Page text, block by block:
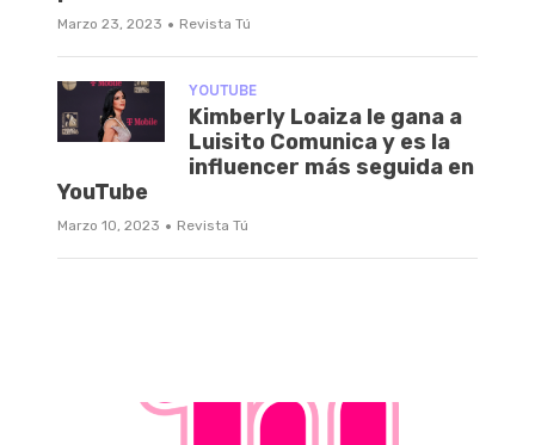
Marzo 23, 2023 · Revista Tú
YOUTUBE
Kimberly Loaiza le gana a
Luisito Comunica y es la
influencer más seguida en
YouTube
Marzo 10, 2023 · Revista Tú